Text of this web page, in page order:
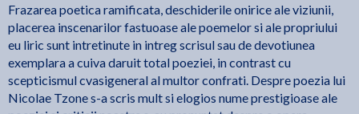
Frazarea poetica ramificata, deschiderile onirice ale viziunii,
placerea inscenarilor fastuoase ale poemelor si ale propriului
eu liric sunt intretinute in intreg scrisul sau de devotiunea
exemplara a cuiva daruit total poeziei, in contrast cu
scepticismul cvasigeneral al multor confrati. Despre poezia lui
Nicolae Tzone s-a scris mult si elogios nume prestigioase ale